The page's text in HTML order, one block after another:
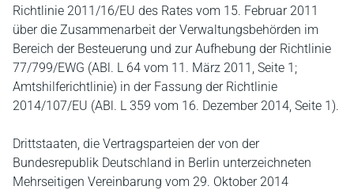
Richtlinie 2011/16/EU des Rates vom 15. Februar 2011
über die Zusammenarbeit der Verwaltungsbehörden im
Bereich der Besteuerung und zur Aufhebung der Richtlinie
77/799/EWG (ABl. L 64 vom 11. März 2011, Seite 1;
Amtshilferichtlinie) in der Fassung der Richtlinie
2014/107/EU (ABl. L 359 vom 16. Dezember 2014, Seite 1).
Drittstaaten, die Vertragsparteien der von der
Bundesrepublik Deutschland in Berlin unterzeichneten
Mehrseitigen Vereinbarung vom 29. Oktober 2014